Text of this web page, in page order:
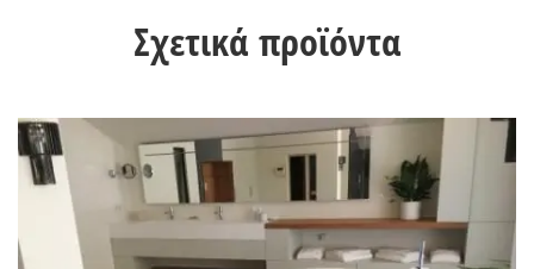
Σχετικά προϊόντα